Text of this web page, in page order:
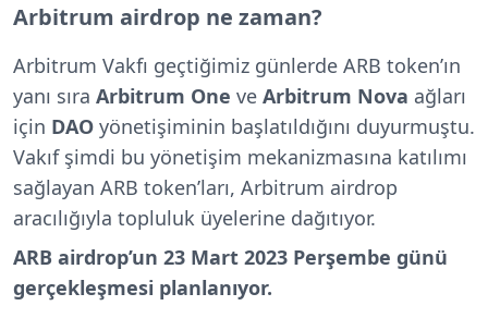
Arbitrum airdrop ne zaman?
Arbitrum Vakfı geçtiğimiz günlerde ARB token’ın
yanı sıra Arbitrum One ve Arbitrum Nova ağları
için DAO yönetişiminin başlatıldığını duyurmuştu.
Vakıf şimdi bu yönetişim mekanizmasına katılımı
sağlayan ARB token’ları, Arbitrum airdrop
aracılığıyla topluluk üyelerine dağıtıyor.
ARB airdrop’un 23 Mart 2023 Perşembe günü
gerçekleşmesi planlanıyor.